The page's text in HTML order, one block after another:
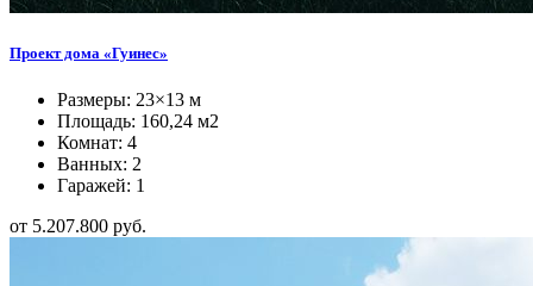
Проект дома «Гуинес»
Размеры: 23×13 м
Площадь: 160,24 м2
Комнат: 4
Ванных: 2
Гаражей: 1
от 5.207.800 руб.